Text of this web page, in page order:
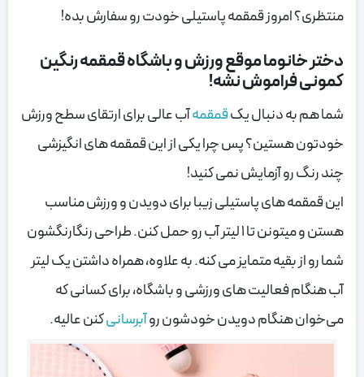
منتظری؟ امروز قمقمه پاستیلی خودت رو سفارش بده!
دختر خانوما موقع ورزش و باشگاه قمقمه رنگین
کمونی فراموش نشه!
شما هم به دنبال یکقمقمهآب عالی برای ارتقای سطح ورزش
خودتون هستین؟پسچرا یکی از این قمقمه های انگیزشی
چند رنگ رو آزمایش نمی کنید!
این قمقمه های پاستیلی زیبا برای دویدن و ورزش مناسب
هستن و میتونن تا 1 لیتر آب رو حمل کنن.
طراحی رنگارنگشون
شما رو از بقیه متمایز می کنه.به علاوه، همراه داشتن یک لیتر
آب هنگام فعالیت های ورزشی و باشگاه، برای کسانی که
می‌خوان هنگام دویدن خودشون روآبرسانیکنن عالیه.